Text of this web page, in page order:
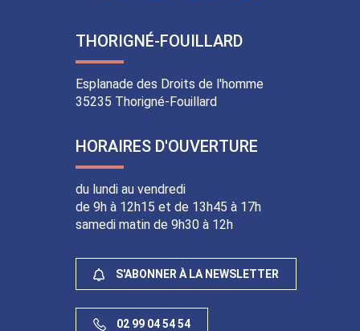
le
compte
la
chaîne
le
compte
THORIGNÉ-FOUILLARD
Esplanade des Droits de l'homme
35235 Thorigné-Fouillard
HORAIRES D'OUVERTURE
du lundi au vendredi
de 9h à 12h15 et de 13h45 à 17h
samedi matin de 9h30 à 12h
S'ABONNER À LA NEWSLETTER
02 99 04 54 54